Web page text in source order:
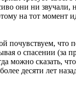
они ни звучали,
на тот момент
почувствуем, что
о спасении (за
можно сказать,
десяти лет